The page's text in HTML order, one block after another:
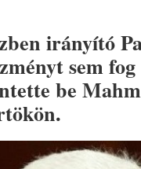
irányító
sem
be